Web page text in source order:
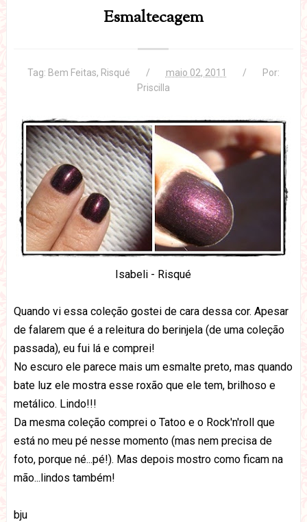
Esmaltecagem
Tag: Bem Feitas, Risqué maio 02, 2011
Por:
Priscilla
Isabeli - Risqué
Quando vi essa coleção gostei de cara dessa cor. Apesar
de falarem que é a releitura do berinjela (de uma coleção
passada), eu fui lá e comprei!
No escuro ele parece mais um esmalte preto, mas quando
bate luz ele mostra esse roxão que ele tem, brilhoso e
metálico. Lindo!!!
Da mesma coleção comprei o Tatoo e o Rock'n'roll que
está no meu pé nesse momento (mas nem precisa de
foto, porque né...pé!). Mas depois mostro como ficam na
mão...lindos também!
bju